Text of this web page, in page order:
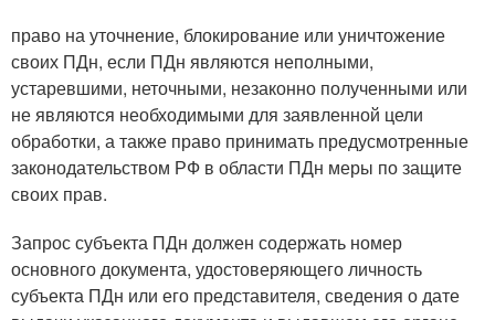
право на уточнение, блокирование или уничтожение
своих ПДн, если ПДн являются неполными,
устаревшими, неточными, незаконно полученными или
не являются необходимыми для заявленной цели
обработки, а также право принимать предусмотренные
законодательством РФ в области ПДн меры по защите
своих прав.
Запрос субъекта ПДн должен содержать номер
основного документа, удостоверяющего личность
субъекта ПДн или его представителя, сведения о дате